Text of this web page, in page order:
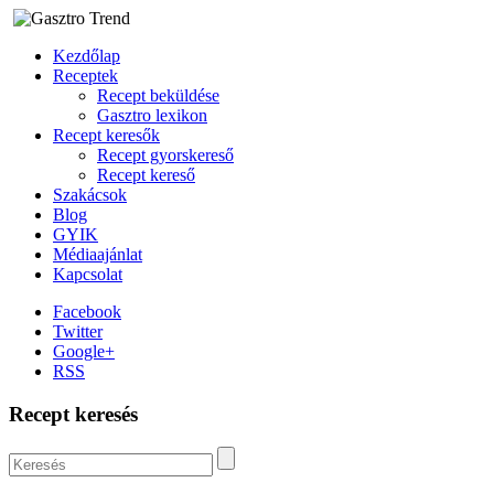
Kezdőlap
Receptek
Recept beküldése
Gasztro lexikon
Recept keresők
Recept gyorskereső
Recept kereső
Szakácsok
Blog
GYIK
Médiaajánlat
Kapcsolat
Facebook
Twitter
Google+
RSS
Recept keresés